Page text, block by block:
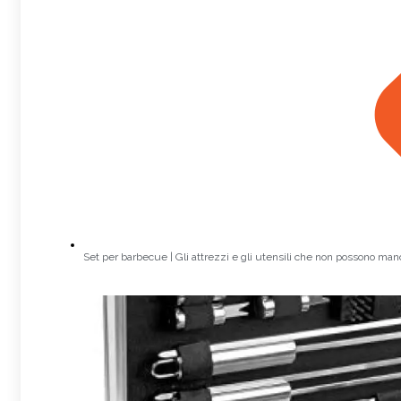
Set per barbecue | Gli attrezzi e gli utensili che non possono